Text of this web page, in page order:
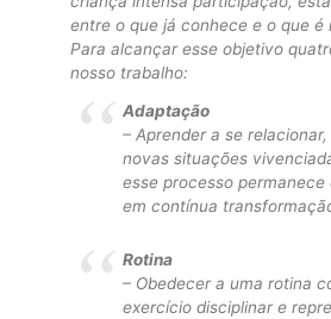
entre o que já conhece e o que é
Para alcançar esse objetivo
nosso trabalho:
Adaptação
– Aprender a se
novas situações
esse processo
em contínua
Rotina
– Obedecer a uma rotina
exercício disciplinar e